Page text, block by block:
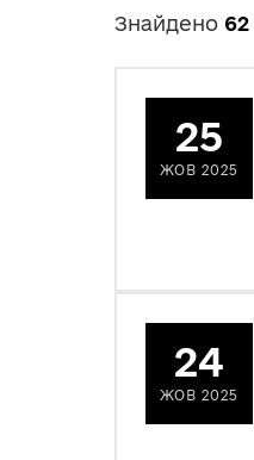
Знайдено 62
25
ЖОВ 2025
24
ЖОВ 2025